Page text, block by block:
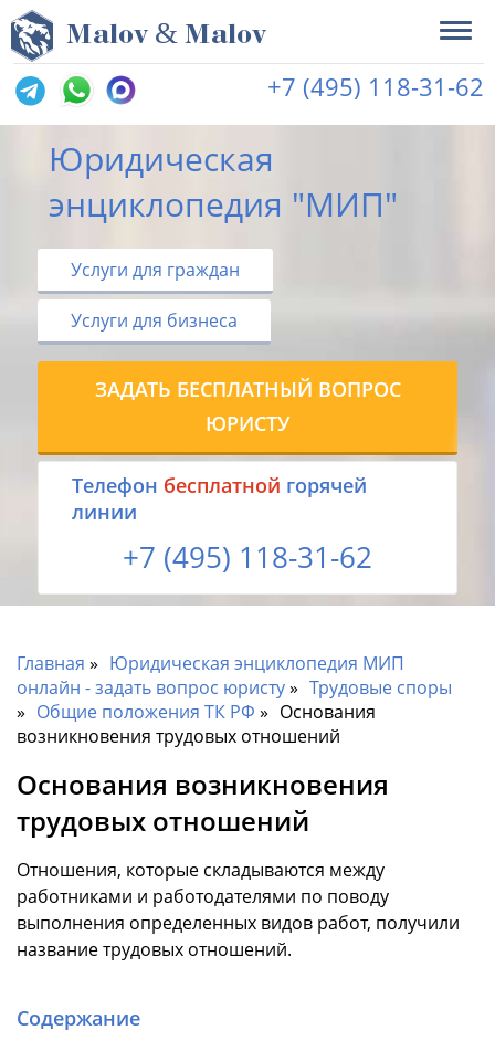
Malov & Malov
+7 (495) 118-31-62
Юридическая
энциклопедия "МИП"
Услуги для граждан
Услуги для бизнеса
ЗАДАТЬ БЕСПЛАТНЫЙ ВОПРОС
ЮРИСТУ
Tелефон бесплатной горячей
линии
+7 (495) 118-31-62
Главная
Юридическая энциклопедия МИП
онлайн - задать вопрос юристу
Трудовые споры
Общие положения ТК РФ
Основания
возникновения трудовых отношений
Основания возникновения
трудовых отношений
Отношения, которые складываются между
работниками и работодателями по поводу
выполнения определенных видов работ, получили
название трудовых отношений.
Содержание